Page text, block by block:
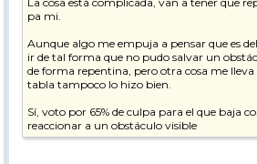
pa mi.
Aunque algo me empuja a pensar que es
ir de tal forma que no pudo salvar un
de forma repentina, pero otra cosa me lleva
tabla tampoco lo hizo bien.
Sí, voto por 65% de culpa para el que baja
reaccionar a un obstáculo visible